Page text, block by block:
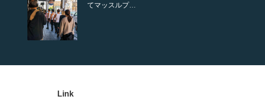
の素材を「ねとらぼ」さんに…
Link